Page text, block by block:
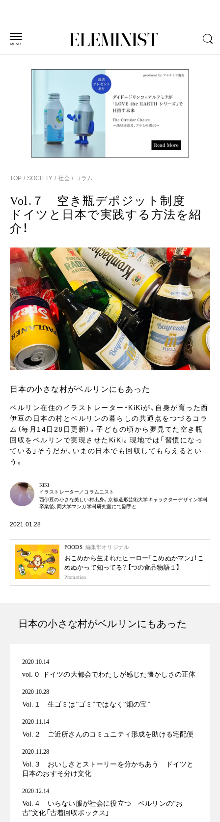
MENU
TOP SOCIETY 社会 コラム
Vol.７ 空き瓶デポジット制度
ドイツと日本で実践する方法を紹
介！
日本の小さな村がベルリンにもあった
ベルリン在住のイラストレーター・KiKiが、自身が育った西
伊豆の日本の村とベルリンの暮らしの共通点をつづるコラ
ム（毎月14日28日更新）。子どもの頃から夢見てた空き瓶
回収をベルリンで実現させたKiKi。現地では「習慣になっ
ている」そうだが、いまの日本でも回収してもらえるとい
う。
KiKi
イラストレーター／コラムニスト
西伊豆の小さな美しい村出身。京都造形芸術大学キャラクターデザイン学科
卒業後、同大学マンガ学科研究室にて副手と…
2021.01.28
FOODS 編集部オリジナル
おこめから生まれたヒーロー「こめぬかマン」！こ
めぬかって知ってる？【つの食品物語１】
Promotion
日本の小さな村がベルリンにもあった
2020.10.14
vol.０ ドイツの大都会でわたしが感じた懐かしさの正体
2020.10.28
Vol.１ 生ゴミは”ゴミ”ではなく“畑の宝”
2020.11.14
Vol.２ ご近所さんのコミュニティ形成を助ける宅配便
2020.11.28
Vol.３ おいしさとストーリーを分かちあう ドイツと
日本のおすそ分け文化
2020.12.14
Vol.４ いらない服が社会に役立つ ベルリンの“お
古”文化「古着回収ボックス」